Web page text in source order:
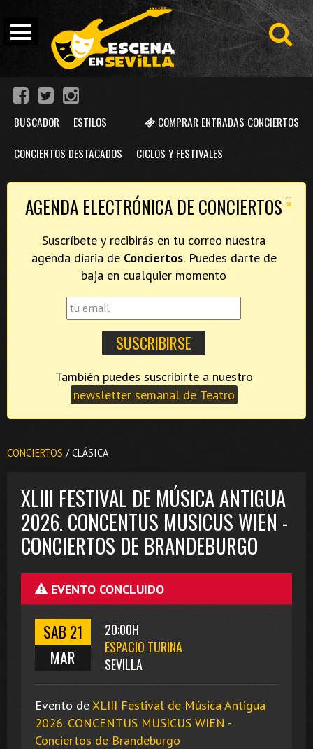
COMPRAR ENTRADAS CONCIERTOS
BUSCADOR ESTILOS
CONCIERTOS DESTACADOS CICLOS Y FESTIVALES
×
AGENDA ELECTRÓNICA DE CONCIERTOS
Suscríbete y recibirás en tu correo nuestra
agenda diaria de Conciertos. Puedes darte de
baja en cualquier momento
newsletter semanal de Teatro
CONCIERTOS / CLÁSICA
XLIII FESTIVAL DE MÚSICA ANTIGUA
2026. CONCENTUS MUSICUS WIEN -
CONCIERTOS DE BRANDEBURGO
EVENTO CONCLUIDO
SAB 21
MAR
20:00H
ESPACIO TURINA
SEVILLA
Evento deXLIII Festival de Música Antigua
2026. CONCENTUS MUSICUS WIEN -
Conciertos de Brandeburgo